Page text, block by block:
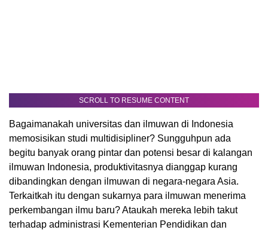
SCROLL TO RESUME CONTENT
Bagaimanakah universitas dan ilmuwan di Indonesia
memosisikan studi multidisipliner? Sungguhpun ada
begitu banyak orang pintar dan potensi besar di kalangan
ilmuwan Indonesia, produktivitasnya dianggap kurang
dibandingkan dengan ilmuwan di negara-negara Asia.
Terkaitkah itu dengan sukarnya para ilmuwan menerima
perkembangan ilmu baru? Ataukah mereka lebih takut
terhadap administrasi Kementerian Pendidikan dan